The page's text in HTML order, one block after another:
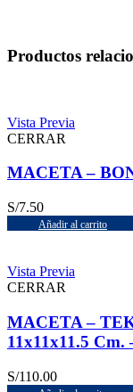
Productos
Vista Previa
CERRAR
MACETA –
S/7.50
Añadir al carrito
Vista Previa
CERRAR
MACETA –
11x11x11.5
S/110.00